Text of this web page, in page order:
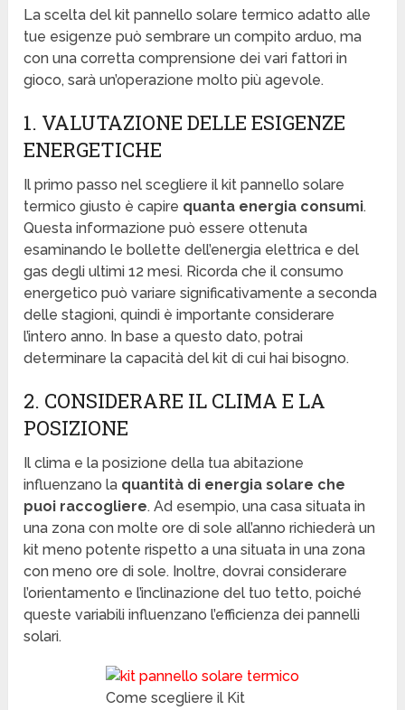
La scelta del kit pannello solare termico adatto alle
tue esigenze può sembrare un compito arduo, ma
con una corretta comprensione dei vari fattori in
gioco, sarà un’operazione molto più agevole.
1. VALUTAZIONE DELLE ESIGENZE
ENERGETICHE
Il primo passo nel scegliere il kit pannello solare
termico giusto è capire quanta energia consumi.
Questa informazione può essere ottenuta
esaminando le bollette dell’energia elettrica e del
gas degli ultimi 12 mesi. Ricorda che il consumo
energetico può variare significativamente a seconda
delle stagioni, quindi è importante considerare
l’intero anno. In base a questo dato, potrai
determinare la capacità del kit di cui hai bisogno.
2. CONSIDERARE IL CLIMA E LA
POSIZIONE
Il clima e la posizione della tua abitazione
influenzano la quantità di energia solare che
puoi raccogliere. Ad esempio, una casa situata in
una zona con molte ore di sole all’anno richiederà un
kit meno potente rispetto a una situata in una zona
con meno ore di sole. Inoltre, dovrai considerare
l’orientamento e l’inclinazione del tuo tetto, poiché
queste variabili influenzano l’efficienza dei pannelli
solari.
Come scegliere il Kit